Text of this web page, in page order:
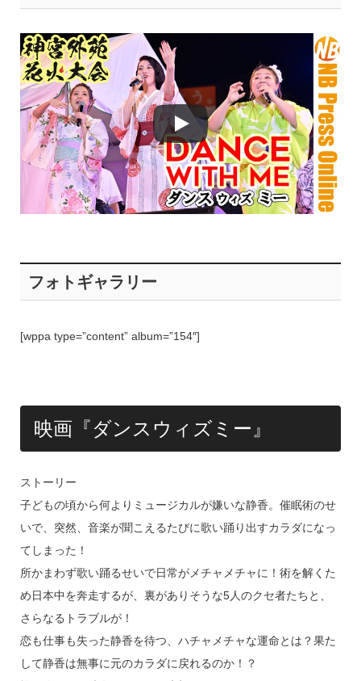
フォトギャラリー
[wppa type=”content” album=”154″]
映画『ダンスウィズミー』
ストーリー
子どもの頃から何よりミュージカルが嫌いな静香。催眠術のせ
いで、突然、音楽が聞こえるたびに歌い踊り出すカラダになっ
てしまった！
所かまわず歌い踊るせいで日常がメチャメチャに！術を解くた
め日本中を奔走するが、裏がありそうな5人のクセ者たちと、
さらなるトラブルが！
恋も仕事も失った静香を待つ、ハチャメチャな運命とは？果た
して静香は無事に元のカラダに戻れるのか！？